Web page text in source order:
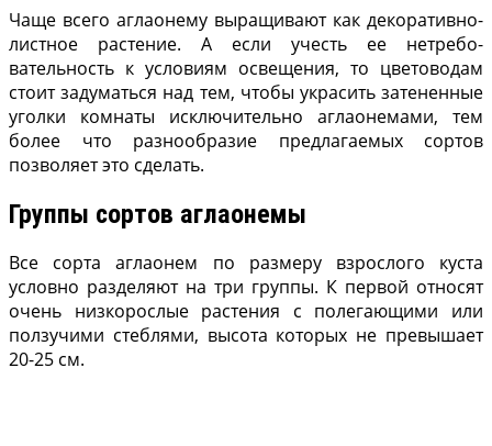
Чаще всего аглаонему выращивают как декоративно-
листное растение. А если учесть ее нетребо­
вательность к условиям освещения, то цветоводам
стоит задуматься над тем, чтобы украсить затенен­ные
уголки комнаты исключительно аглаонемами, тем
более что разнообразие предлагаемых сортов
позволяет это сделать.
Группы сортов аглаонемы
Все сорта аглаонем по размеру взрослого куста
условно разделяют на три группы. К первой относят
очень низкорослые растения с полегающими или
ползучими стеблями, высота которых не превышает
20-25 см.